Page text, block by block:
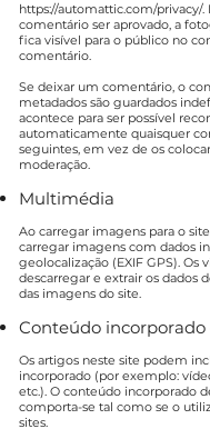
https://automattic.com/privacy/.
comentário ser aprovado, a
fica visível para o público no
comentário.
Se deixar um comentário, o
metadados são guardados
acontece para ser possível
automaticamente quaisquer
seguintes, em vez de os
moderação.
Multimédia
Ao carregar imagens para o
carregar imagens com dados
geolocalização (EXIF GPS). Os
descarregar e extrair os dados
das imagens do site.
Conteúdo incorporado
Os artigos neste site podem
incorporado (por exemplo:
etc.). O conteúdo incorporado
comporta-se tal como se o
sites.